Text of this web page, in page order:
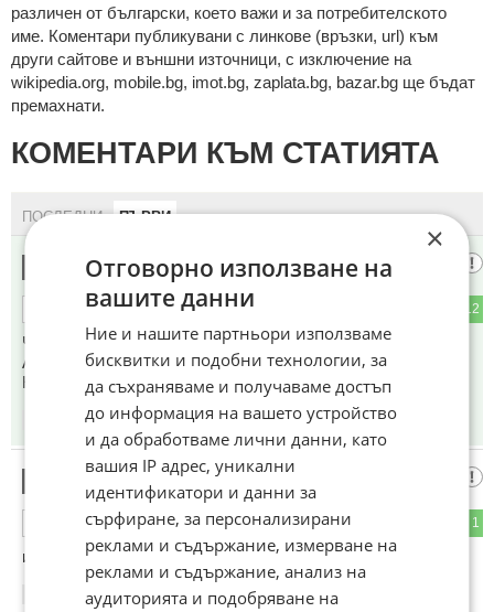
рaзличeн oт бългaрcки, което важи и за потребителското
име. Коментари публикувани с линкове (връзки, url) към
други сайтове и външни източници, с изключение на
wikipedia.org, mobile.bg, imot.bg, zaplata.bg, bazar.bg ще бъдат
премахнати.
КОМЕНТАРИ КЪМ СТАТИЯТА
ПОСЛЕДНИ ПЪРВИ
Айляк
12
ОТГОВОР
Чобаните им правят психоатака на иранците.
А може и някой от тях да обвинят, колко му е.
Нищо, че трупът е разложен.
13.06.2026
живея до гробищата
1
ОТГОВОР
и всеки ден има някакви трупове, стига глупости
14.06.2026
×
Отговорно използване на
вашите данни
Ние и нашите партньори използваме
бисквитки и подобни технологии, за
да съхраняваме и получаваме достъп
до информация на вашето устройство
и да обработваме лични данни, като
вашия IP адрес, уникални
идентификатори и данни за
сърфиране, за персонализирани
реклами и съдържание, измерване на
реклами и съдържание, анализ на
аудиторията и подобряване на